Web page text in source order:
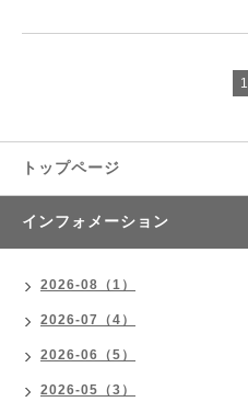
1
トップページ
インフォメーション
2026-08（1）
2026-07（4）
2026-06（5）
2026-05（3）